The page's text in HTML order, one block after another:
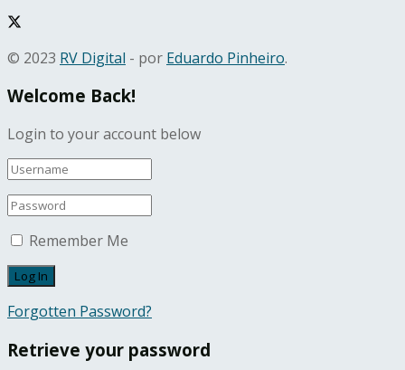
© 2023 RV Digital - por Eduardo Pinheiro.
Welcome Back!
Login to your account below
Remember Me
Forgotten Password?
Retrieve your password